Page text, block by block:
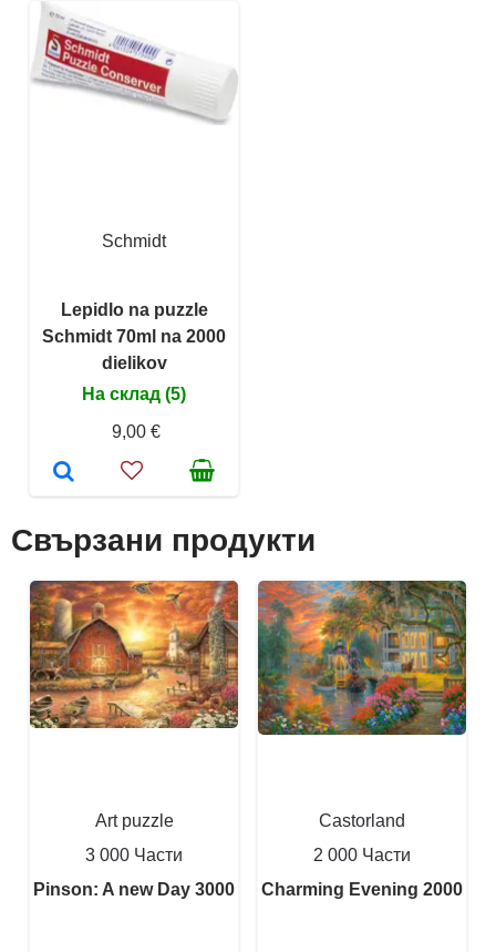
Schmidt
Lepidlo na puzzle
Schmidt 70ml na 2000
dielikov
На склад (5)
9,00 €
Свързани продукти
Art puzzle
3 000 Части
Pinson: A new Day 3000
Castorland
2 000 Части
Charming Evening 2000